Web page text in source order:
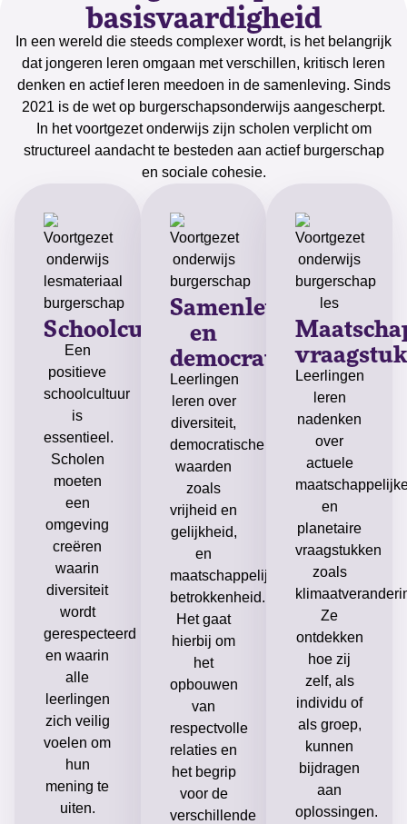
basisvaardigheid
In een wereld die steeds complexer wordt, is het belangrijk
dat jongeren leren omgaan met verschillen, kritisch leren
denken en actief leren meedoen in de samenleving. Sinds
2021 is de wet op burgerschapsonderwijs aangescherpt.
In het voortgezet onderwijs zijn scholen verplicht om
structureel aandacht te besteden aan actief burgerschap
en sociale cohesie.
Schoolcultuur
Een
positieve
schoolcultuur
is
essentieel.
Scholen
moeten
een
omgeving
creëren
waarin
diversiteit
wordt
gerespecteerd
en waarin
alle
leerlingen
zich veilig
voelen om
hun
mening te
uiten.
Samenleving
en
democratie
Leerlingen
leren over
diversiteit,
democratische
waarden
zoals
vrijheid en
gelijkheid,
en
maatschappelijke
betrokkenheid.
Het gaat
hierbij om
het
opbouwen
van
respectvolle
relaties en
het begrip
voor de
verschillende
Leerlingen
leren
nadenken
over
actuele
en
planetaire
vraagstukken
zoals
Ze
ontdekken
hoe zij
zelf, als
individu of
als groep,
kunnen
bijdragen
aan
oplossingen.